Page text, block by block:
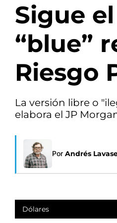
Sigue
“blue”
Riesgo
La versión libre o
elabora el JP
Por Andrés
Dólares